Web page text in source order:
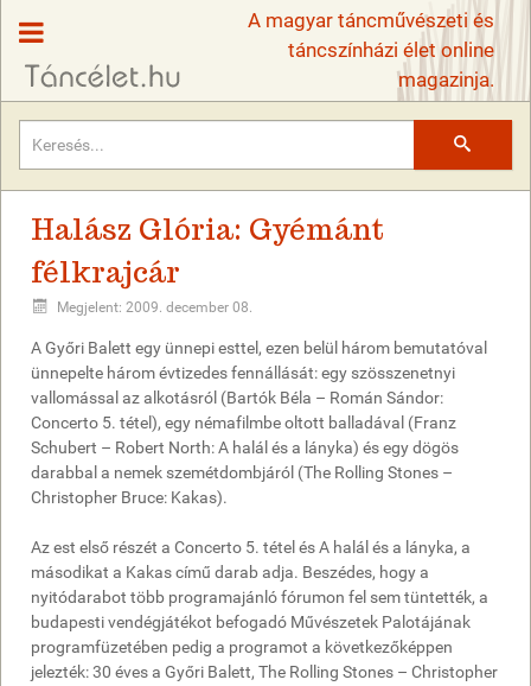
A magyar táncművészeti és
táncszínházi élet online
magazinja.
Halász Glória: Gyémánt
félkrajcár
Megjelent: 2009. december 08.
A Győri Balett egy ünnepi esttel, ezen belül három bemutatóval
ünnepelte három évtizedes fennállását: egy szösszenetnyi
vallomással az alkotásról (Bartók Béla – Román Sándor:
Concerto 5. tétel), egy némafilmbe oltott balladával (Franz
Schubert – Robert North: A halál és a lányka) és egy dögös
darabbal a nemek szemétdombjáról (The Rolling Stones –
Christopher Bruce: Kakas).
Az est első részét a Concerto 5. tétel és A halál és a lányka, a
másodikat a Kakas című darab adja. Beszédes, hogy a
nyitódarabot több programajánló fórumon fel sem tüntették, a
budapesti vendégjátékot befogadó Művészetek Palotájának
programfüzetében pedig a programot a következőképpen
jelezték: 30 éves a Győri Balett, The Rolling Stones – Christopher